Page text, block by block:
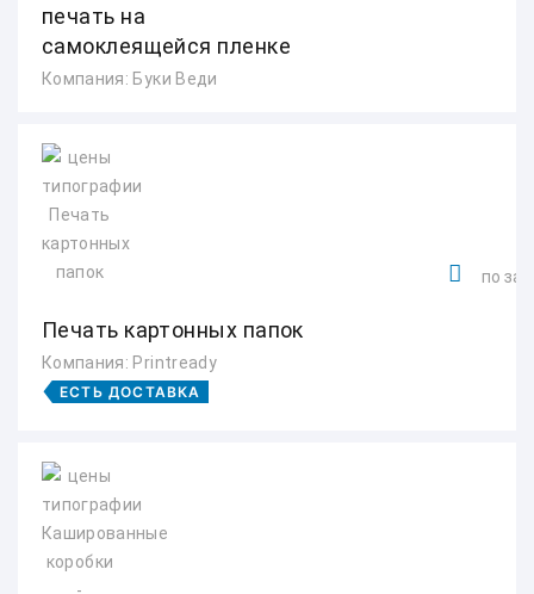
печать на
самоклеящейся пленке
Компания: Буки Веди
Печать картонных папок
Компания: Printready
ЕСТЬ ДОСТАВКА
по